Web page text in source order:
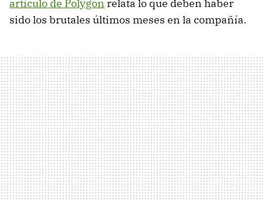
artículo de Polygon relata lo que deben haber
sido los brutales últimos meses en la compañía.